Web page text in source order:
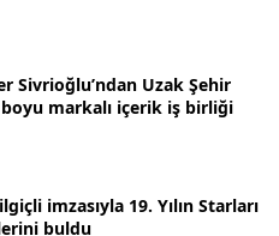
Sivrioğlu’ndan Uzak Şehir
markalı içerik iş birliği
imzasıyla 19. Yılın Starları
buldu